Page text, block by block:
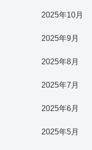
2025年10月
2025年9月
2025年8月
2025年7月
2025年6月
2025年5月